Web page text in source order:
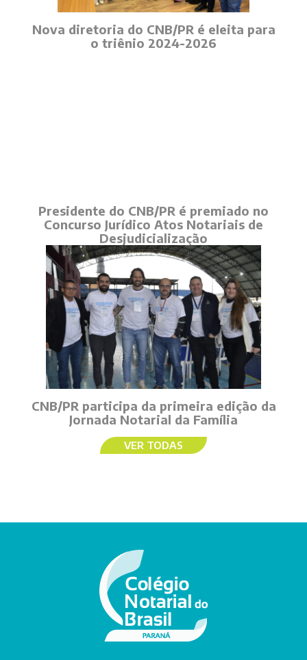
Nova diretoria do CNB/PR é eleita para
o triênio 2024-2026
Presidente do CNB/PR é premiado no
Concurso Jurídico Atos Notariais de
Desjudicialização
CNB/PR participa da primeira edição da
Jornada Notarial da Família
VER TODAS